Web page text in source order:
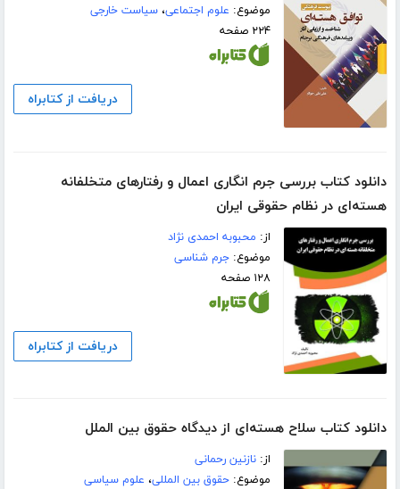
موضوع: علوم اجتماعی،سیاست خارجی
۲۲۴ صفحه
دریافت از کتابراه
دانلود کتاب بررسی جرم انگاری اعمال و رفتارهای متخلفانه
هسته‌ای در نظام حقوقی ایران
از: محبوبه احمدی نژاد
موضوع:جرم شناسی
۱۲۸ صفحه
دریافت از کتابراه
دانلود کتاب سلاح هسته‌ای از دیدگاه حقوق بین الملل
از:نازنین رحمانی
موضوع:حقوق بین المللی، علوم سیاسی